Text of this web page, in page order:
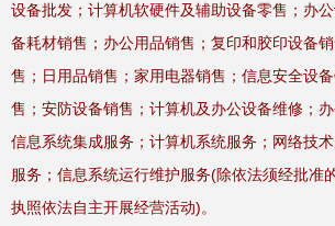
设备批发；计算机软硬件及辅助设备零售；办
备耗材销售；办公用品销售；复印和胶印设备
售；日用品销售；家用电器销售；信息安全设
售；安防设备销售；计算机及办公设备维修；办
信息系统集成服务；计算机系统服务；网络技
服务；信息系统运行维护服务(除依法须经批准
执照依法自主开展经营活动)。